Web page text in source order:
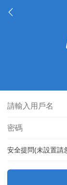
安全提問(未設置請